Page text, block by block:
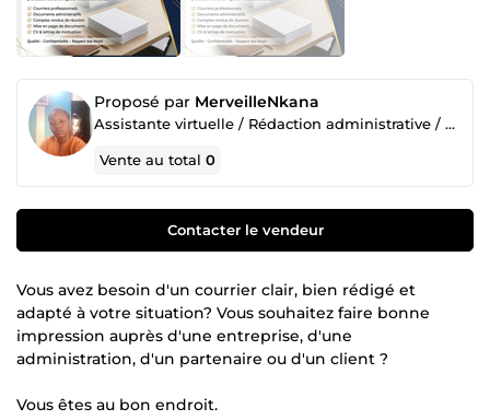
Proposé par MerveilleNkana
Assistante virtuelle / Rédaction administrative / word, Excel, Powerpoint, Outlook
Vente au total0
Contacter le vendeur
Vous avez besoin d'un courrier clair, bien rédigé et
adapté à votre situation? Vous souhaitez faire bonne
impression auprès d'une entreprise, d'une
administration, d'un partenaire ou d'un client ?
Vous êtes au bon endroit.